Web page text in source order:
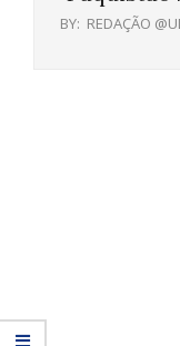
BY: REDAÇÃO